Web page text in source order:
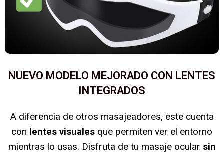
NUEVO MODELO MEJORADO CON LENTES
INTEGRADOS
A diferencia de otros masajeadores, este cuenta
con lentes visuales que permiten ver el entorno
mientras lo usas. Disfruta de tu masaje ocular sin